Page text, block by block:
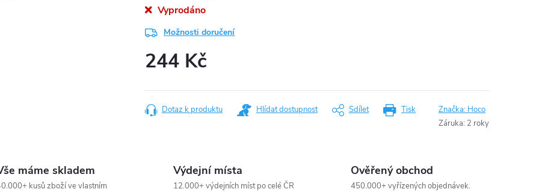
Vyprodáno
Možnosti doručení
244 Kč
cena:
Tisk
Dotaz k produktu Hlídat dostupnost Sdílet Značka: Hoco
Záruka: 2 roky
máme skladem
kusů zboží ve vlastním
Výdejní místa
12.000+ výdejních míst po celé ČR
Ověřený obchod
450.000+ vyřízených objednávek.